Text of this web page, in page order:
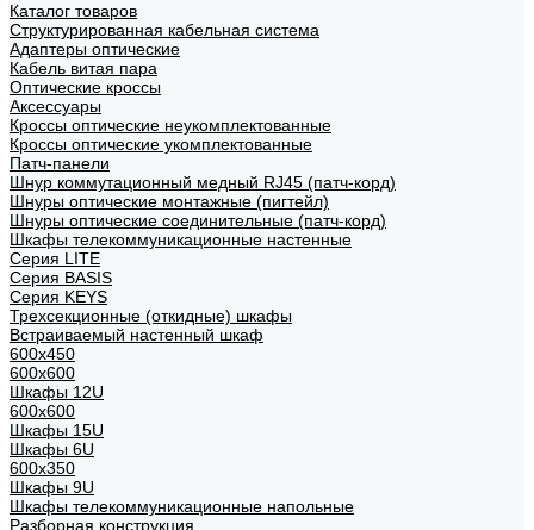
Каталог товаров
Структурированная кабельная система
Адаптеры оптические
Кабель витая пара
Оптические кроссы
Аксессуары
Кроссы оптические неукомплектованные
Кроссы оптические укомплектованные
Патч-панели
Шнур коммутационный медный RJ45 (патч-корд)
Шнуры оптические монтажные (пигтейл)
Шнуры оптические соединительные (патч-корд)
Шкафы телекоммуникационные настенные
Cерия LITE
Cерия BASIS
Cерия KEYS
Трехсекционные (откидные) шкафы
Встраиваемый настенный шкаф
600x450
600x600
Шкафы 12U
600x600
Шкафы 15U
Шкафы 6U
600x350
Шкафы 9U
Шкафы телекоммуникационные напольные
Разборная конструкция